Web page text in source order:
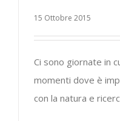
15 Ottobre 2015
Ci sono giornate in
momenti dove è
con la natura e